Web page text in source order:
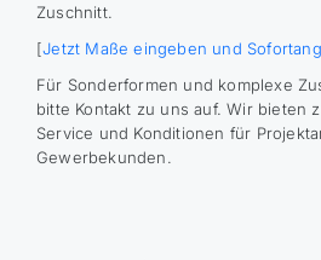
Zuschnitt.
[Jetzt Maße eingeben und
Für Sonderformen und komplexe
bitte Kontakt zu uns auf. Wir bieten
Service und Konditionen für
Gewerbekunden.